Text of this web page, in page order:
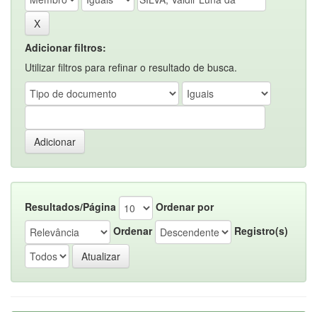
Adicionar filtros:
Utilizar filtros para refinar o resultado de busca.
Resultados/Página
Ordenar por
Ordenar
Registro(s)